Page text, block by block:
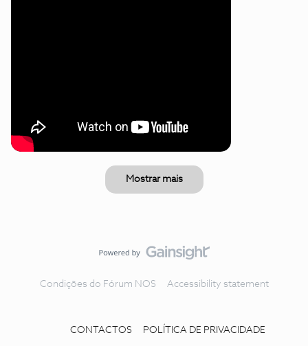
Mostrar mais
Condições do Fórum NOS Accessibility statement
CONTACTOS POLÍTICA DE PRIVACIDADE